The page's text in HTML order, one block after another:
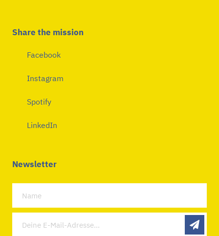
Share the mission
Facebook
Instagram
Spotify
LinkedIn
Newsletter